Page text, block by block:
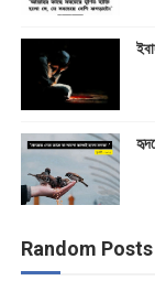
Random Posts